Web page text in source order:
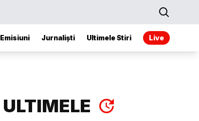
Emisiuni Jurnaliști Ultimele Stiri Live
ULTIMELE